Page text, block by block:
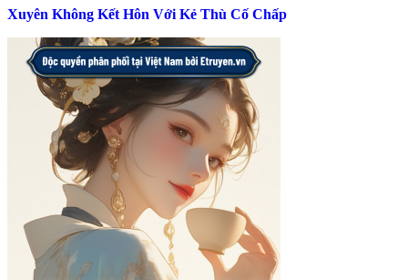
Xuyên Không Kết Hôn Với Kẻ Thù Cố Chấp